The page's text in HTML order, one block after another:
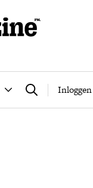
Zoeken Inloggen
Alles over filosofie